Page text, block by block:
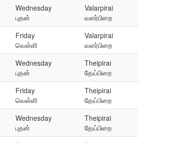
Wednesday
புதன்
Valarpirai
வளர்பிறை
Friday
வெள்ளி
Valarpirai
வளர்பிறை
Wednesday
புதன்
Theipirai
தேய்பிறை
Friday
வெள்ளி
Theipirai
தேய்பிறை
Wednesday
புதன்
Theipirai
தேய்பிறை